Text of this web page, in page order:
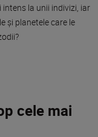
la unii indivizi, iar
și planetele care le
cele mai